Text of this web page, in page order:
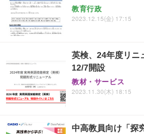
教育行政
2023.12.15(金) 17:15
英検、24年度リニ
12/7開設
教材・サービス
2023.11.30(木) 18:15
中高教員向け「探